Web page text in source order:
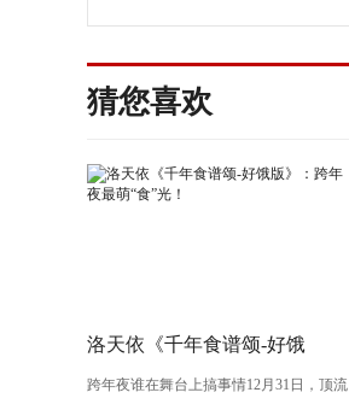
发心脏疼
猜您喜欢
洛天依《千年食谱颂-好饿
版》：跨年夜最萌“食”光！
跨年夜谁在舞台上搞事情12月31日，顶流